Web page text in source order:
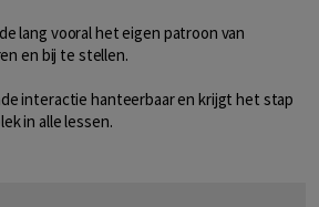
lang vooral het eigen patroon van
en bij te stellen.
interactie hanteerbaar en krijgt het stap
in alle lessen.